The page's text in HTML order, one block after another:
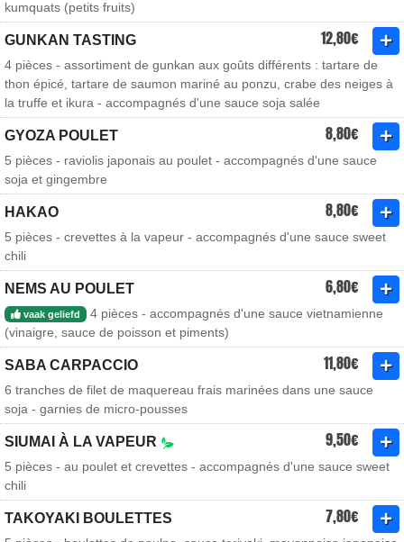
kumquats (petits fruits)
GUNKAN TASTING 12,80€
4 pièces - assortiment de gunkan aux goûts différents : tartare de
thon épicé, tartare de saumon mariné au ponzu, crabe des neiges à
la truffe et ikura - accompagnés d'une sauce soja salée
GYOZA POULET 8,80€
5 pièces - raviolis japonais au poulet - accompagnés d'une sauce
soja et gingembre
HAKAO 8,80€
5 pièces - crevettes à la vapeur - accompagnés d'une sauce sweet
chili
NEMS AU POULET 6,80€
vaak geliefd
4 pièces - accompagnés d'une sauce vietnamienne
(vinaigre, sauce de poisson et piments)
SABA CARPACCIO 11,80€
6 tranches de filet de maquereau frais marinées dans une sauce
soja - garnies de micro-pousses
SIUMAI À LA VAPEUR 9,50€
5 pièces - au poulet et crevettes - accompagnés d'une sauce sweet
chili
TAKOYAKI BOULETTES 7,80€